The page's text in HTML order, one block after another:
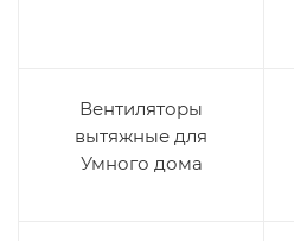
Вентиляторы
вытяжные для
Умного дома